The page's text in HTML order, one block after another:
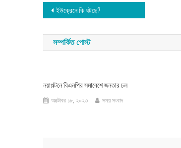
Post
navigation
ইউক্রেনে কি ঘটছে?
সম্পর্কিত পোস্ট
নয়াপল্টনে বিএনপির সমাবেশে জনতার ঢল
অক্টোবর ১৮, ২০২৩ সময় সংবাদ